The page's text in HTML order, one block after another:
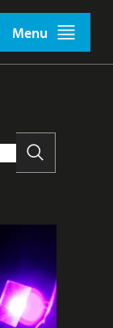
Menu
Vyhledat